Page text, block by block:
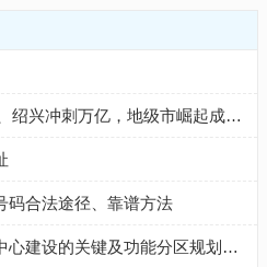
万亿GDP俱乐部扩容：温州、绍兴冲刺万亿，地级市崛起成新引擎
码合法途径、靠谱方法
特殊教育高质量发展：资源中心建设的关键及功能分区规划要点